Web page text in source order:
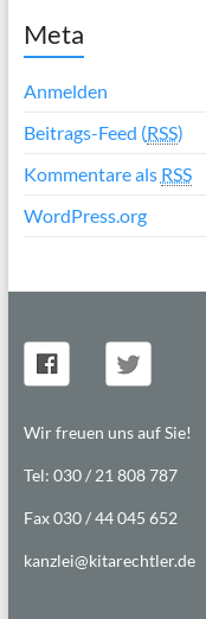
Meta
Anmelden
Beitrags-Feed (RSS)
Kommentare als RSS
WordPress.org
Wir freuen uns auf Sie!
Tel: 030 / 21 808 787
Fax 030 / 44 045 652
kanzlei@kitarechtler.de